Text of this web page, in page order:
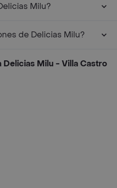
Milu?
de Delicias Milu?
Delicias Milu - Villa Castro